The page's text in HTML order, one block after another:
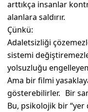
arttıkça insanlar
alanlara saldırır.
Çünkü:
Adaletsizliği
sistemi
yolsuzluğu
Ama bir filmi
gösterebilirler. Bir
Bu, psikolojik bir “yer